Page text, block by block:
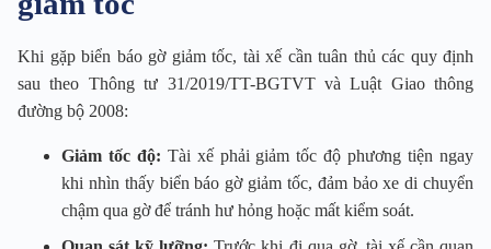
Khi gặp biển báo gờ giảm tốc, tài xế cần tuân thủ các quy định
sau theo Thông tư 31/2019/TT-BGTVT và Luật Giao thông
đường bộ 2008:
Giảm tốc độ: Tài xế phải giảm tốc độ phương tiện ngay
khi nhìn thấy biển báo gờ giảm tốc, đảm bảo xe di chuyển
chậm qua gờ để tránh hư hỏng hoặc mất kiểm soát.